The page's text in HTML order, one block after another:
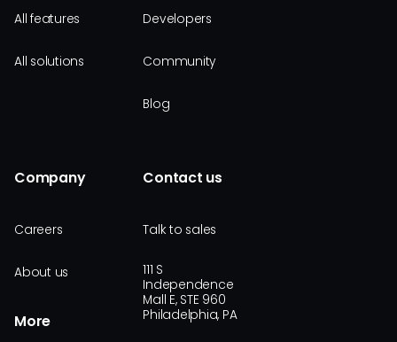
All features
All solutions
Developers
Community
Blog
Company
Careers
About us
More
Contact us
Talk to sales
111 S
Independence
Mall E, STE 960
Philadelphia, PA